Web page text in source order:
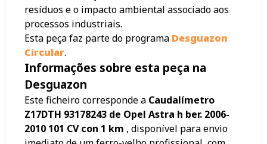
resíduos e o impacto ambiental associado aos
processos industriais.
Esta peça faz parte do programa Desguazon
Circular.
Informações sobre esta peça na
Desguazon
Este ficheiro corresponde a Caudalímetro
Z17DTH 93178243 de Opel Astra h ber. 2006-
2010 101 CV con 1 km , disponível para envio